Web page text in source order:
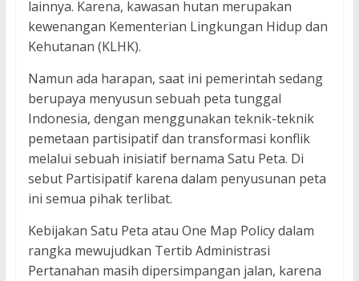
lainnya. Karena, kawasan hutan merupakan
kewenangan Kementerian Lingkungan Hidup dan
Kehutanan (KLHK).
Namun ada harapan, saat ini pemerintah sedang
berupaya menyusun sebuah peta tunggal
Indonesia, dengan menggunakan teknik-teknik
pemetaan partisipatif dan transformasi konflik
melalui sebuah inisiatif bernama Satu Peta. Di
sebut Partisipatif karena dalam penyusunan peta
ini semua pihak terlibat.
Kebijakan Satu Peta atau One Map Policy dalam
rangka mewujudkan Tertib Administrasi
Pertanahan masih dipersimpangan jalan, karena